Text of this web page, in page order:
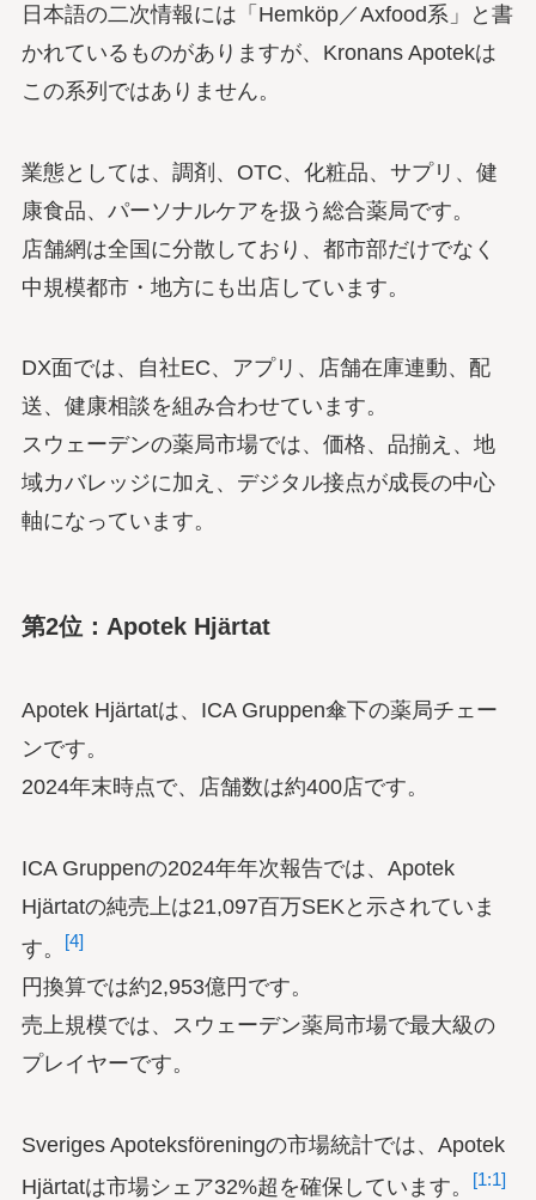
日本語の二次情報には「Hemköp／Axfood系」と書
かれているものがありますが、Kronans Apotekは
この系列ではありません。
業態としては、調剤、OTC、化粧品、サプリ、健
康食品、パーソナルケアを扱う総合薬局です。
店舗網は全国に分散しており、都市部だけでなく
中規模都市・地方にも出店しています。
DX面では、自社EC、アプリ、店舗在庫連動、配
送、健康相談を組み合わせています。
スウェーデンの薬局市場では、価格、品揃え、地
域カバレッジに加え、デジタル接点が成長の中心
軸になっています。
第2位：Apotek Hjärtat
Apotek Hjärtatは、ICA Gruppen傘下の薬局チェー
ンです。
2024年末時点で、店舗数は約400店です。
ICA Gruppenの2024年年次報告では、Apotek
Hjärtatの純売上は21,097百万SEKと示されていま
す。
[4]
円換算では約2,953億円です。
売上規模では、スウェーデン薬局市場で最大級の
プレイヤーです。
Sveriges Apoteksföreningの市場統計では、Apotek
Hjärtatは市場シェア32%超を確保しています。
[1:1]